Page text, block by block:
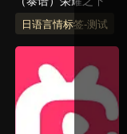
日语言情标签-测试